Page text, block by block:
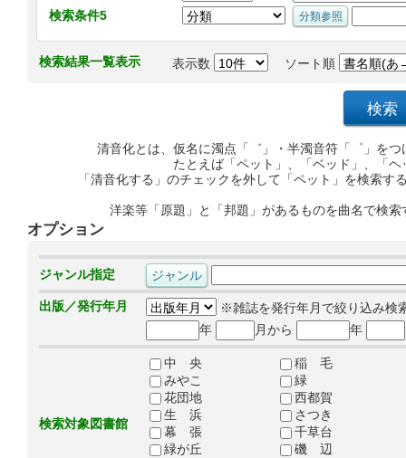
検索条件5
検索結果一覧表示 表示数 ソート順
清音化とは、仮名に濁点「゛」・半濁音符「゜」を
たとえば「ペット」、「ベッド」、「
「清音化する」のチェックを外して「ペット」を検索
洋楽等「原題」と「邦題」があるものを曲名で検
オプション
ジャンル指定
出版／発行年月
※雑誌を発行年月で絞り込み検
年
月から 年
検索対象図書館
中 央
稲 毛
みやこ
緑
花団地
西都賀
生 浜
さつき
幕 張
千草台
緑が丘
磯 辺